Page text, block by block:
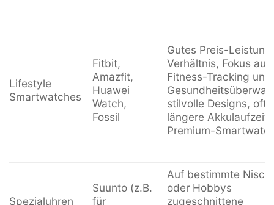
Lifestyle
Smartwatches
Fitbit,
Amazfit,
Huawei
Watch,
Fossil
Gutes Preis-
Verhältnis, Fokus auf
Fitness-Tracking und
stilvolle Designs, oft
längere Akkulaufzeit
Premium-
Spezialuhren
Suunto (z.B.
für
Auf bestimmte
oder Hobbys
zugeschnittene